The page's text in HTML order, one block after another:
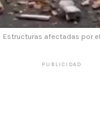
Estructuras afectadas por
PUBLICIDAD